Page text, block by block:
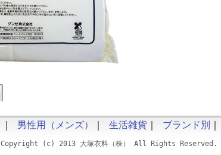
｜ 男性用（メンズ） ｜ 生活雑貨 ｜ ブランド別 ｜
Copyright (c) 2013 大塚衣料（株） All Rights Reserved.